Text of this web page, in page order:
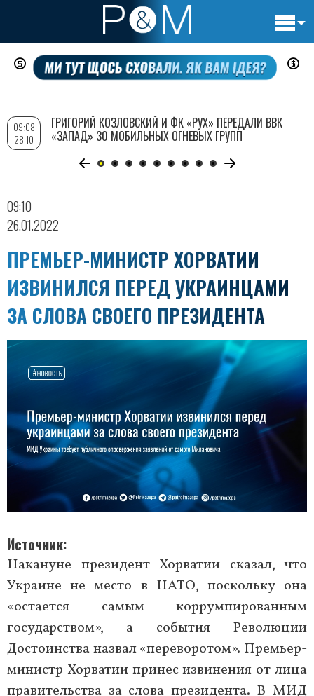
Перейти
содержанию
09:10
26.01.2022
ПРЕМЬЕР-МИНИСТР ХОРВАТИИ
ИЗВИНИЛСЯ ПЕРЕД УКРАИНЦАМИ
ЗА СЛОВА СВОЕГО ПРЕЗИДЕНТА
Источник
Накануне президент Хорватии сказал, что
Украине не место в НАТО, поскольку она
«остается самым коррумпированным
государством», а события Революции
Достоинства назвал «переворотом». Премьер-
министр Хорватии принес извинения от лица
правительства за слова президента. В МИД
09:08
28.10
ГРИГОРИЙ КОЗЛОВСКИЙ И ФК «РУХ» ПЕРЕДАЛИ ВВК
«ЗАПАД» 30 МОБИЛЬНЫХ ОГНЕВЫХ ГРУПП